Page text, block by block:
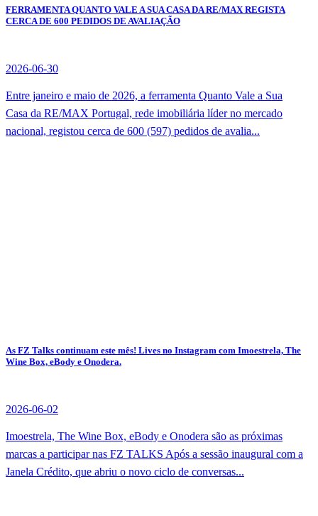
FERRAMENTA QUANTO VALE A SUA CASA DA RE/MAX REGISTA
CERCA DE 600 PEDIDOS DE AVALIAÇÃO
2026-06-30
Entre janeiro e maio de 2026, a ferramenta Quanto Vale a Sua
Casa da RE/MAX Portugal, rede imobiliária líder no mercado
nacional, registou cerca de 600 (597) pedidos de avalia...
As FZ Talks continuam este mês! Lives no Instagram com Imoestrela, The
Wine Box, eBody e Onodera.
2026-06-02
Imoestrela, The Wine Box, eBody e Onodera são as próximas
marcas a participar nas FZ TALKS Após a sessão inaugural com a
Janela Crédito, que abriu o novo ciclo de conversas...